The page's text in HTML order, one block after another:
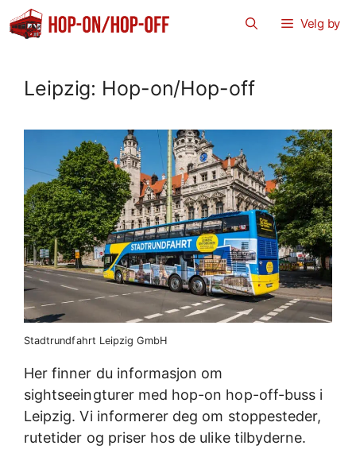
Hopp
til
Velg by
Leipzig: Hop-on/Hop-off
Stadtrundfahrt Leipzig GmbH
Her finner du informasjon om
sightseeingturer med hop-on hop-off-buss i
Leipzig. Vi informerer deg om stoppesteder,
rutetider og priser hos de ulike tilbyderne.